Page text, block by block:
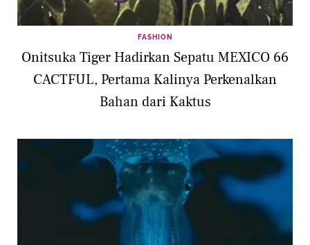
FASHION
Onitsuka Tiger Hadirkan Sepatu MEXICO 66
CACTFUL, Pertama Kalinya Perkenalkan
Bahan dari Kaktus